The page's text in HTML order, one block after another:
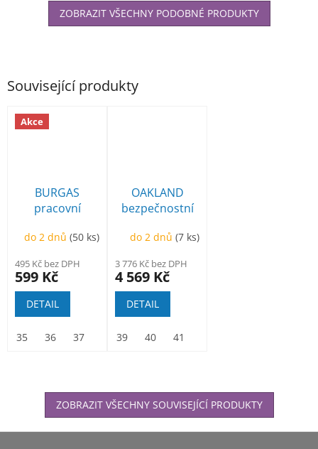
Související produkty
Akce
BURGAS
pracovní
do 2 dnů(50 ks)
495 Kč bez DPH
599 Kč
DETAIL
35 36 37
OAKLAND
bezpečnostní
do 2 dnů(7 ks)
3 776 Kč bez DPH
4 569 Kč
DETAIL
39 40 41
ZOBRAZIT VŠECHNY SOUVISEJÍCÍ PRODUKTY
ZOBRAZIT VŠECHNY PODOBNÉ PRODUKTY
Z